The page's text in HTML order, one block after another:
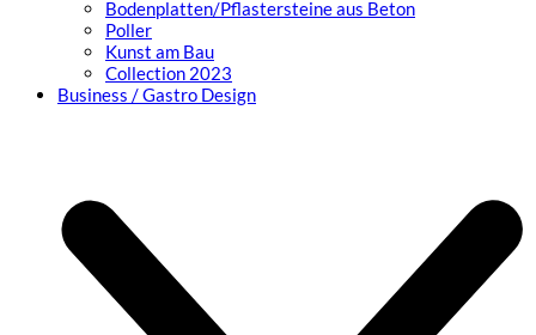
Bodenplatten/Pflastersteine aus Beton
Poller
Kunst am Bau
Collection 2023
Business / Gastro Design